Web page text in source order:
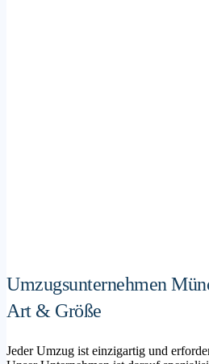
Umzugsunternehmen
Art & Größe
Jeder Umzug ist einzigartig und